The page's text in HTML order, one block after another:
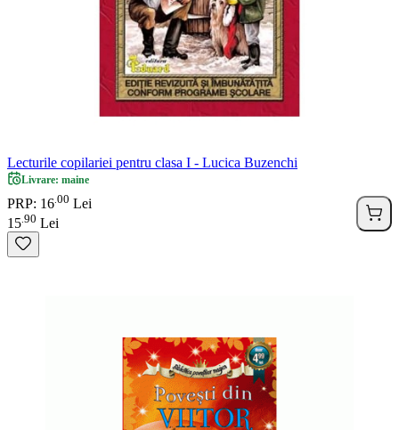
Lecturile copilariei pentru clasa I - Lucica Buzenchi
Livrare: maine
PRP: 16 00 Lei
15 90 Lei